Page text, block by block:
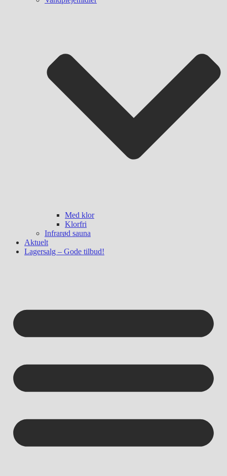
Med klor
Klorfri
Infrarød sauna
Aktuelt
Lagersalg – Gode tilbud!